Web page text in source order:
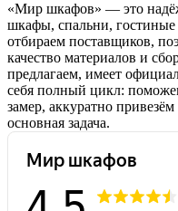
«Мир шкафов» — это
шкафы, спальни,
отбираем поставщиков,
качество материалов и
предлагаем, имеет
себя полный цикл:
замер, аккуратно
основная задача.